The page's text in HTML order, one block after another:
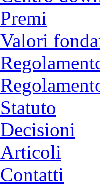
Premi
Valori
Statuto
Decisioni
Articoli
Contatti